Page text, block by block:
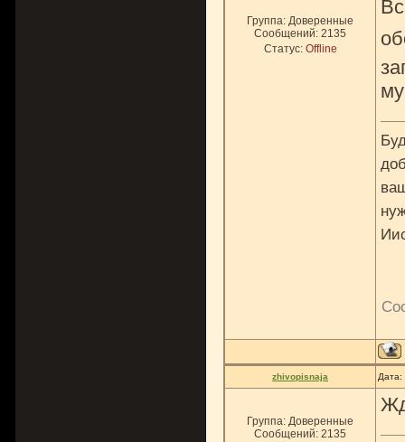
Группа: Доверенные
Сообщений: 2135
Статус: Offline
zhivopisnaja Дата:
Группа: Доверенные
Сообщений: 2135